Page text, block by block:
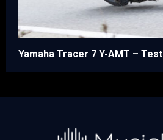
Yamaha Tracer 7 Y-AMT – Test